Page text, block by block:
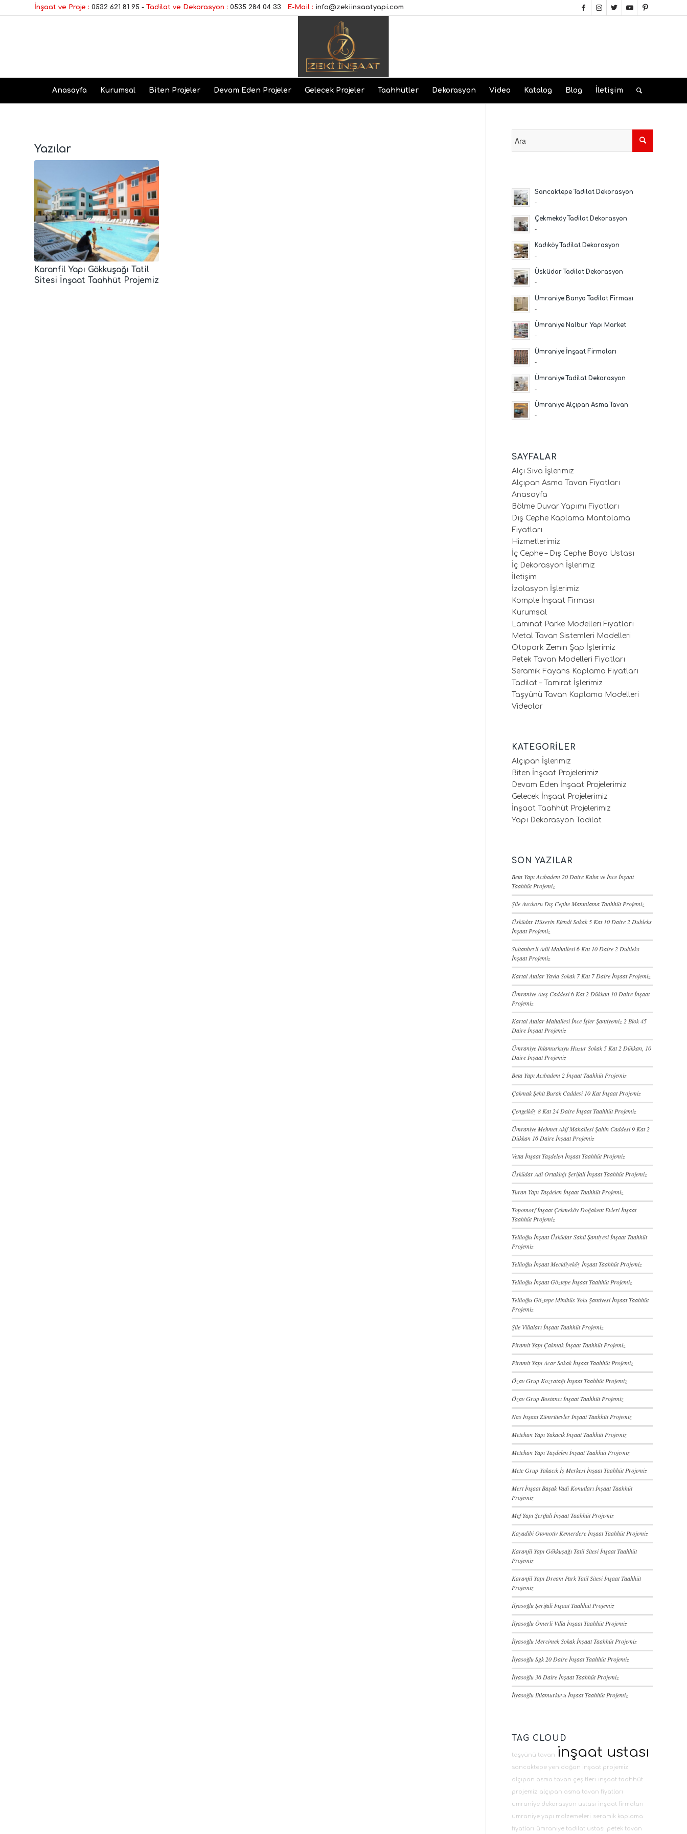
İnşaat ve Proje : 0532 621 81 95 - Tadilat ve Dekorasyon : 0535 284 04 33 E-Mail : info@zekiinsaatyapi.com
Anasayfa Kurumsal Biten Projeler Devam Eden Projeler Gelecek Projeler Taahhütler Dekorasyon Video Katalog Blog İletişim
Yazılar
Karanfil Yapı Gökkuşağı Tatil
Sitesi İnşaat Taahhüt Projemiz
Sancaktepe Tadilat Dekorasyon
-
Çekmeköy Tadilat Dekorasyon
-
Kadıköy Tadilat Dekorasyon
-
Üsküdar Tadilat Dekorasyon
-
Ümraniye Banyo Tadilat Firması
-
Ümraniye Nalbur Yapı Market
-
Ümraniye İnşaat Firmaları
-
Ümraniye Tadilat Dekorasyon
-
Ümraniye Alçıpan Asma Tavan
-
SAYFALAR
Alçı Sıva İşlerimiz
Alçıpan Asma Tavan Fiyatları
Anasayfa
Bölme Duvar Yapımı Fiyatları
Dış Cephe Kaplama Mantolama
Fiyatları
Hizmetlerimiz
İç Cephe – Dış Cephe Boya Ustası
İç Dekorasyon İşlerimiz
İletişim
İzolasyon İşlerimiz
Komple İnşaat Firması
Kurumsal
Laminat Parke Modelleri Fiyatları
Metal Tavan Sistemleri Modelleri
Otopark Zemin Şap İşlerimiz
Petek Tavan Modelleri Fiyatları
Seramik Fayans Kaplama Fiyatları
Tadilat – Tamirat İşlerimiz
Taşyünü Tavan Kaplama Modelleri
Videolar
KATEGORILER
Alçıpan İşlerimiz
Biten İnşaat Projelerimiz
Devam Eden İnşaat Projelerimiz
Gelecek İnşaat Projelerimiz
İnşaat Taahhüt Projelerimiz
Yapı Dekorasyon Tadilat
SON YAZILAR
Beta Yapı Acıbadem 20 Daire Kaba ve İnce İnşaat
Taahhüt Projemiz
Şile Avcıkoru Dış Cephe Mantolama Taahhüt Projemiz
Üsküdar Hüseyin Efendi Sokak 5 Kat 10 Daire 2 Dubleks
İnşaat Projemiz
Sultanbeyli Adil Mahallesi 6 Kat 10 Daire 2 Dubleks
İnşaat Projemiz
Kartal Atalar Yayla Sokak 7 Kat 7 Daire İnşaat Projemiz
Ümraniye Ateş Caddesi 6 Kat 2 Dükkan 10 Daire İnşaat
Projemiz
Kartal Atalar Mahallesi İnce İşler Şantiyemiz 2 Blok 45
Daire İnşaat Projemiz
Ümraniye Ihlamurkuyu Huzur Sokak 5 Kat 2 Dükkan, 10
Daire İnşaat Projemiz
Beta Yapı Acıbadem 2 İnşaat Taahhüt Projemiz
Çakmak Şehit Burak Caddesi 10 Kat İnşaat Projemiz
Çengelköy 8 Kat 24 Daire İnşaat Taahhüt Projemiz
Ümraniye Mehmet Akif Mahallesi Şahin Caddesi 9 Kat 2
Dükkan 16 Daire İnşaat Projemiz
Vetta İnşaat Taşdelen İnşaat Taahhüt Projemiz
Üsküdar Adi Ortaklığı Şerifali İnşaat Taahhüt Projemiz
Turan Yapı Taşdelen İnşaat Taahhüt Projemiz
Topomorf İnşaat Çekmeköy Doğakent Evleri İnşaat
Taahhüt Projemiz
Tellioğlu İnşaat Üsküdar Sahil Şantiyesi İnşaat Taahhüt
Projemiz
Tellioğlu İnşaat Mecidiyeköy İnşaat Taahhüt Projemiz
Tellioğlu İnşaat Göztepe İnşaat Taahhüt Projemiz
Tellioğlu Göztepe Minibüs Yolu Şantiyesi İnşaat Taahhüt
Projemiz
Şile Villaları İnşaat Taahhüt Projemiz
Piramit Yapı Çakmak İnşaat Taahhüt Projemiz
Piramit Yapı Acar Sokak İnşaat Taahhüt Projemiz
Özav Grup Kozyatağı İnşaat Taahhüt Projemiz
Özav Grup Bostancı İnşaat Taahhüt Projemiz
Nas İnşaat Zümrütevler İnşaat Taahhüt Projemiz
Metehan Yapı Yakacık İnşaat Taahhüt Projemiz
Metehan Yapı Taşdelen İnşaat Taahhüt Projemiz
Mete Grup Yakacık İş Merkezi İnşaat Taahhüt Projemiz
Mert İnşaat Başak Vadi Konutları İnşaat Taahhüt
Projemiz
Mef Yapı Şerifali İnşaat Taahhüt Projemiz
Kayadibi Otomotiv Kemerdere İnşaat Taahhüt Projemiz
Karanfil Yapı Gökkuşağı Tatil Sitesi İnşaat Taahhüt
Projemiz
Karanfil Yapı Dream Park Tatil Sitesi İnşaat Taahhüt
Projemiz
İlyasoğlu Şerifali İnşaat Taahhüt Projemiz
İlyasoğlu Ömerli Villa İnşaat Taahhüt Projemiz
İlyasoğlu Mercimek Sokak İnşaat Taahhüt Projemiz
İlyasoğlu Sgk 20 Daire İnşaat Taahhüt Projemiz
İlyasoğlu 36 Daire İnşaat Taahhüt Projemiz
İlyasoğlu Ihlamurkuyu İnşaat Taahhüt Projemiz
TAG CLOUD
taşyünü tavan inşaat ustası
sancaktepe yenidoğan inşaat projemiz
alçıpan asma tavan çeşitleri inşaat taahhüt
projemiz alçıpan asma tavan fiyatları
ümraniye dekorasyon ustası inşaat firmaları
ümraniye yapı malzemeleri seramik kaplama
fiyatları ümraniye tadilat ustası petek tavan